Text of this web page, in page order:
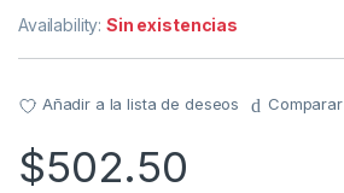
Availability:Sin existencias
Añadir a la lista de deseos Comparar
$502.50